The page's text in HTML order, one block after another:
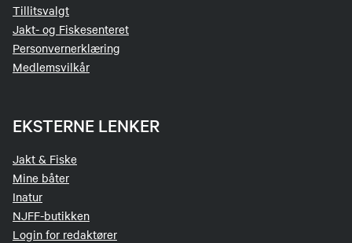
Tillitsvalgt
Jakt- og Fiskesenteret
Personvernerklæring
Medlemsvilkår
EKSTERNE LENKER
Jakt & Fiske
Mine båter
Inatur
NJFF-butikken
Login for redaktører